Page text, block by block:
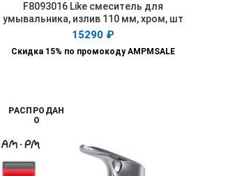
В КОРЗИНУ
F8093016 Like смеситель для
умывальника, излив 110 мм, хром, шт
15290 ₽
Скидка 15% по промокоду AMPMSALE
РАСПРОДАН
О